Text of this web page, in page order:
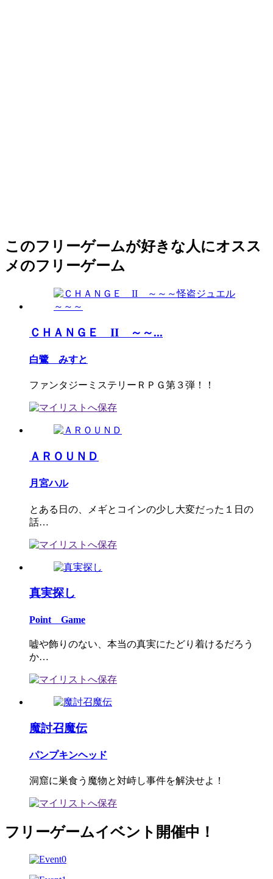
このフリーゲームが好きな人にオスス
メのフリーゲーム
ＣＨＡＮＧＥ II ～～...
白鷺 みすと
ファンタジーミステリーＲＰＧ第３弾！！
ＡＲＯＵＮＤ
月宮ハル
とある日の、メギとコインの少し大変だった１日の
話…
真実探し
Point Game
嘘や飾りのない、本当の真実にたどり着けるだろう
か…
魔討召魔伝
パンプキンヘッド
洞窟に巣食う魔物と対峙し事件を解決せよ！
フリーゲームイベント開催中！